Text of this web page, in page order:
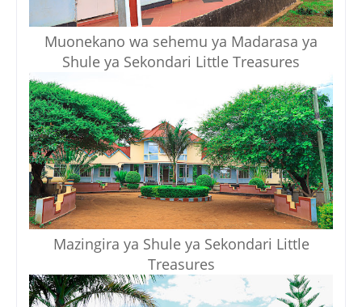
Muonekano wa sehemu ya Madarasa ya
Shule ya Sekondari Little Treasures
Mazingira ya Shule ya Sekondari Little
Treasures